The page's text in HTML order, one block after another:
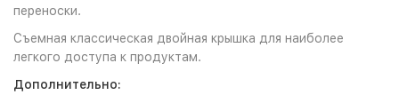
переноски.
Съемная классическая двойная крышка для наиболее
легкого доступа к продуктам.
Дополнительно: